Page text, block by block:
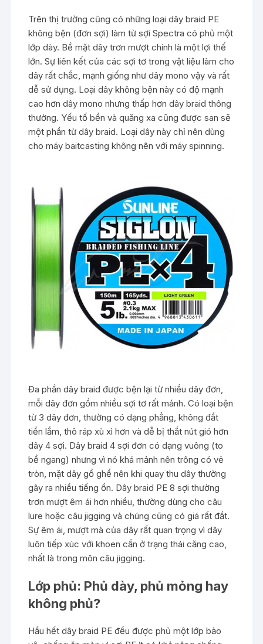
Trên thị trường cũng có những loại dây braid PE
không bện (đơn sợi) làm từ sợi Spectra có phủ một
lớp dày. Bề mặt dây trơn mượt chính là một lợi thế
lớn. Sự liên kết của các sợi tơ trong vật liệu làm cho
dây rất chắc, mạnh giống như dây mono vậy và rất
dễ sử dụng. Loại dây không bện này có độ mạnh
cao hơn dây mono nhưng thấp hơn dây braid thông
thường. Yếu tố bền và quăng xa cũng được san sẽ
một phần từ dây braid. Loại dây này chỉ nên dùng
cho máy baitcasting không nên với máy spinning.
Đa phần dây braid được bện lại từ nhiều dây đơn,
mỗi dây đơn gồm nhiều sợi tơ rất mảnh. Có loại bện
từ 3 dây đơn, thường có dạng phẳng, không đắt
tiền lắm, thô ráp xù xì hơn và dễ bị thắt nút gió hơn
dây 4 sợi. Dây braid 4 sợi đơn có dạng vuông (to
bề ngang) nhưng vì nó khá mảnh nên trông có vẻ
tròn, mặt dây gồ ghề nên khi quay thu dây thường
gây ra nhiều tiếng ồn. Dây braid PE 8 sợi thường
trơn mượt êm ái hơn nhiều, thường dùng cho câu
lure hoặc câu jigging và chúng cũng có giá rất đắt.
Sự êm ái, mượt mà của dây rất quan trọng vì dây
luôn tiếp xúc với khoen cần ở trạng thái căng cao,
nhất là trong môn câu jigging.
Lớp phủ: Phủ dày, phủ mỏng hay
không phủ?
Hầu hết dây braid PE đều được phủ một lớp bảo